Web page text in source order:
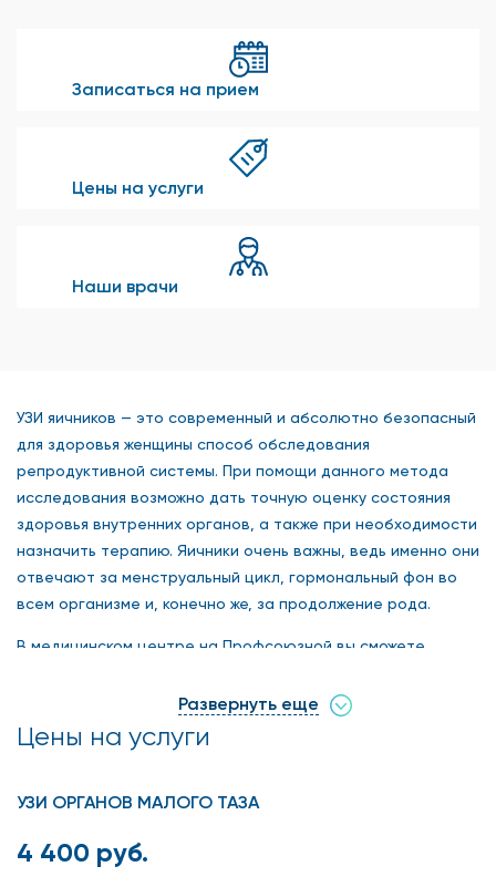
Записаться на прием
Цены на услуги
Наши врачи
УЗИ яичников — это современный и абсолютно безопасный
для здоровья женщины способ обследования
репродуктивной системы. При помощи данного метода
исследования возможно дать точную оценку состояния
здоровья внутренних органов, а также при необходимости
назначить терапию. Яичники очень важны, ведь именно они
отвечают за менструальный цикл, гормональный фон во
всем организме и, конечно же, за продолжение рода.
В медицинском центре на Профсоюзной вы сможете
и получить самый точный результат, ведь в клинике
используется новейшее оборудование, позволяющее
детально рассмотреть органы с разных ракурсов.
УЗИ яичников в Москве?
Развернуть еще
Цены на услуги
УЗИ ОРГАНОВ МАЛОГО ТАЗА
4 400 руб.